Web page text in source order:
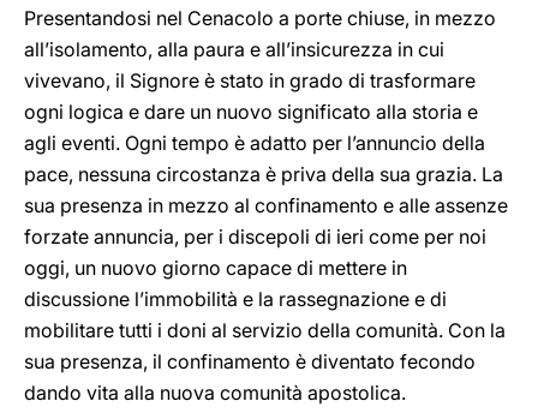
Presentandosi nel Cenacolo a porte chiuse, in mezzo
all’isolamento, alla paura e all’insicurezza in cui
vivevano, il Signore è stato in grado di trasformare
ogni logica e dare un nuovo significato alla storia e
agli eventi. Ogni tempo è adatto per l’annuncio della
pace, nessuna circostanza è priva della sua grazia. La
sua presenza in mezzo al confinamento e alle assenze
forzate annuncia, per i discepoli di ieri come per noi
oggi, un nuovo giorno capace di mettere in
discussione l’immobilità e la rassegnazione e di
mobilitare tutti i doni al servizio della comunità. Con la
sua presenza, il confinamento è diventato fecondo
dando vita alla nuova comunità apostolica.